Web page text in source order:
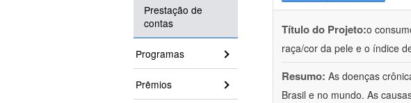
Prestação de
contas
Programas
Prêmios
Título do Projeto:o
raça/cor da pele e o índice
Resumo: As doenças
Brasil e no mundo. As